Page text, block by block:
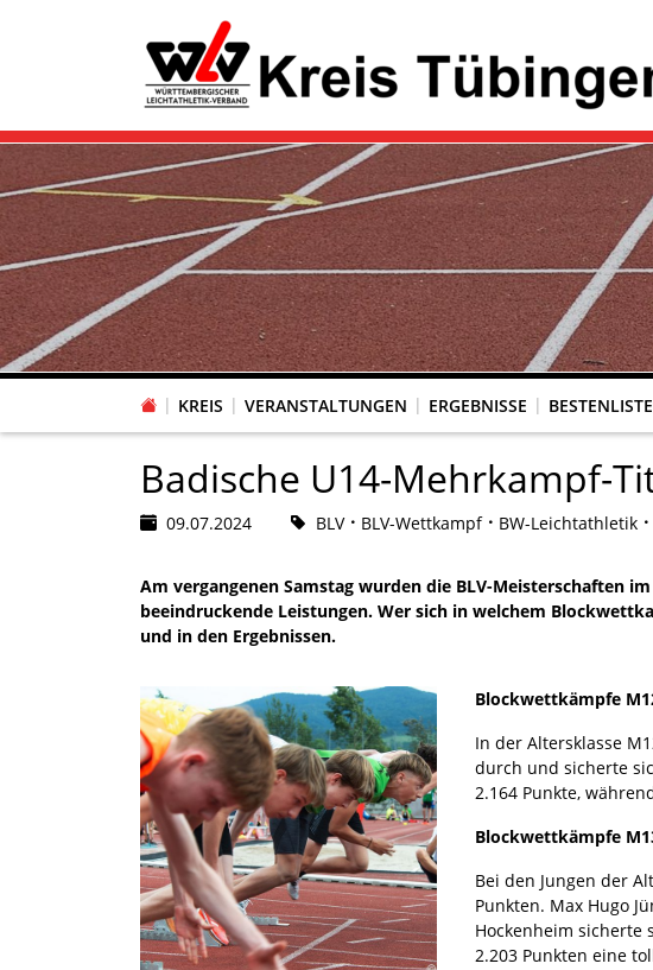
KREIS VERANSTALTUNGEN ERGEBNISSE BESTENLISTE
Badische U14-Mehrkampf-
09.07.2024 BLV BLV-Wettkampf BW-Leichtathletik
Am vergangenen Samstag wurden die BLV-Meisterschaften
beeindruckende Leistungen. Wer sich in welchem
und in den Ergebnissen.
Blockwettkämpfe
In der Altersklasse
durch und sicherte
2.164 Punkte,
Blockwettkämpfe
Bei den Jungen der
Punkten. Max Hugo
Hockenheim sicherte
2.203 Punkten eine